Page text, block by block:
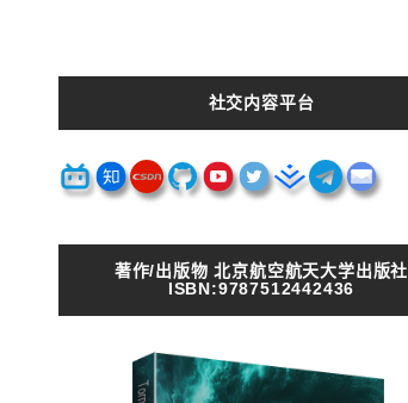
社交内容平台
著作/出版物 北京航空航天大学出版社
ISBN:9787512442436